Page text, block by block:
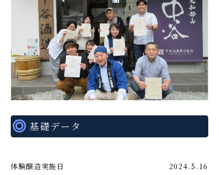
基礎データ
体験醸造実施日
2024.5.16